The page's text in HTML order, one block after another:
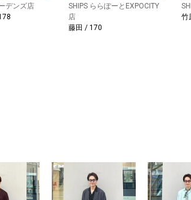
デンズ店
SHIPS ららぽーとEXPOCITY
店
藤田 / 170
竹